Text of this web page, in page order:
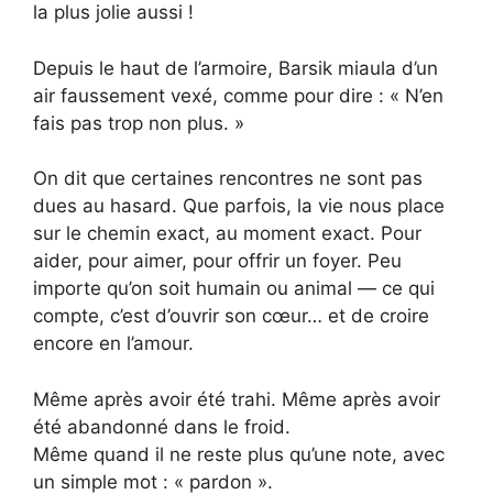
la plus jolie aussi !
Depuis le haut de l’armoire, Barsik miaula d’un
air faussement vexé, comme pour dire : « N’en
fais pas trop non plus. »
On dit que certaines rencontres ne sont pas
dues au hasard. Que parfois, la vie nous place
sur le chemin exact, au moment exact. Pour
aider, pour aimer, pour offrir un foyer. Peu
importe qu’on soit humain ou animal — ce qui
compte, c’est d’ouvrir son cœur… et de croire
encore en l’amour.
Même après avoir été trahi. Même après avoir
été abandonné dans le froid.
Même quand il ne reste plus qu’une note, avec
un simple mot : « pardon ».